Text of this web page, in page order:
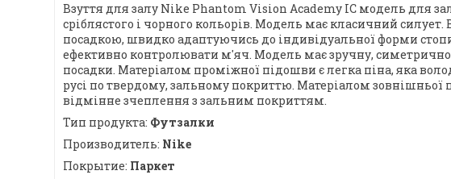
Взуття для залу Nike Phantom Vision Academy IC модель для
сріблястого і чорного кольорів. Модель має класичний силует.
посадкою, швидко адаптуючись до індивідуальної форми
ефективно контролювати м'яч. Модель має зручну,
посадки. Матеріалом проміжної підошви є легка піна, яка
русі по твердому, зальному покриттю. Матеріалом
відмінне зчеплення з зальним покриттям.
Тип продукта: Футзалки
Производитель: Nike
Покрытие: Паркет